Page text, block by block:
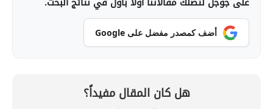
أضف كمصدر مفضل على Google
هل كان المقال مفيداً؟